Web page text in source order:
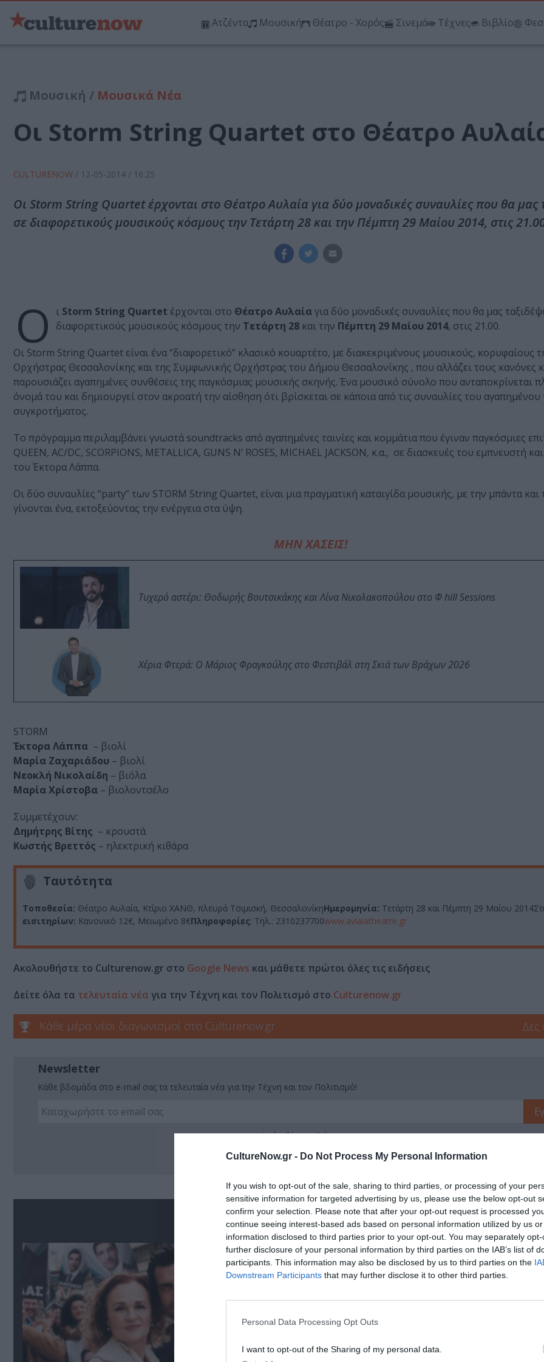
CultureNow.gr - Do Not Process My Personal Information
If you wish to opt-out of the sale, sharing to third parties, or processing of your
sensitive information for targeted advertising by us, please use the below opt-out
confirm your selection. Please note that after your opt-out request is processed
continue seeing interest-based ads based on personal information utilized by us
information disclosed to third parties prior to your opt-out. You may separately
further disclosure of your personal information by third parties on the IAB’s list of
participants. This information may also be disclosed by us to third parties on the
Downstream Participants that may further disclose it to other third parties.
Personal Data Processing Opt Outs
I want to opt-out of the Sharing of my personal data.
Ατζέντα Μουσική Θέατρο - Χορός Σινεμά Τέχνες Βιβλίο
Μουσική / Μουσικά Νέα
Οι Storm String Quartet στο Θέατρο
CULTURENOW / 12-05-2014 / 16:25
Οι Storm String Quartet έρχονται στο Θέατρο Αυλαία για δύο μοναδικές συναυλίες που θα μας
σε διαφορετικούς μουσικούς κόσμους την Τετάρτη 28 και την Πέμπτη 29 Μαίου 2014, στις
Ο ι Storm String Quartet έρχονται στο Θέατρο Αυλαίαγια δύο μοναδικές συναυλίες που θα μας
διαφορετικούς μουσικούς κόσμους την Τετάρτη 28 και την Πέμπτη 29 Μαίου 2014, στις 21.00.
Οι Storm String Quartet είναι ένα “διαφορετικό” κλασικό κουαρτέτο, µε διακεκριµένους µουσικούς, κορυφαίους
Ορχήστρας Θεσσαλονίκης και της Συµφωνικής Ορχήστρας του Δήµου Θεσσαλονίκης , που αλλάζει τους κανόνες
παρουσιάζει αγαπηµένες συνθέσεις της παγκόσµιας µουσικής σκηνής. Ένα µουσικό σύνολο που ανταποκρίνεται
όνοµά του και δηµιουργεί στον ακροατή την αίσθηση ότι βρίσκεται σε κάποια από τις συναυλίες του αγαπηµένου
συγκροτήµατος.
Το πρόγραμμα περιλαμβάνει γνωστά soundtracks από αγαπημένες ταινίες και κομμάτια που έγιναν παγκόσμιες
QUEEN, AC/DC, SCORPIONS, METALLICA, GUNS N’ ROSES, MICHAEL JACKSON, κ.α., σε διασκευές του εμπνευστή
του Έκτορα Λάππα.
Οι δύο συναυλίες “party” των STORM String Quartet, είναι μια πραγματική καταιγίδα μουσικής, με την μπάντα και
γίνονται ένα, εκτοξεύοντας την ενέργεια στα ύψη.
ΜΗΝ ΧΑΣΕΙΣ!
Τυχερό αστέρι: Θοδωρής Βουτσικάκης και Λίνα Νικολακοπούλου στο Φ hill Sessions
Χέρια Φτερά: Ο Μάριος Φραγκούλης στο Φεστιβάλ στη Σκιά των Βράχων 2026
STORM
Έκτορα Λάππα – βιολί
Μαρία Ζαχαριάδου – βιολί
Νεοκλή Νικολαίδη – βιόλα
Μαρία Χρίστοβα – βιολοντσέλο
Συμμετέχουν:
Δημήτρης Βίτης – κρουστά
Κωστής Βρεττός – ηλεκτρική κιθάρα
Ταυτότητα
Τοποθεσία: Θέατρο Αυλαία, Κτίριο ΧΑΝΘ, πλευρά Τσιμισκή, ΘεσσαλονίκηΗμερομηνία: Τετάρτη 28 και Πέμπτη 29 Μαίου
εισιτηρίων: Κανονικό 12€, Μειωμένο 8€Πληροφορίες: Τηλ.: 2310237700www.avlaiatheatre.gr
Ακολουθήστε το Culturenow.gr στο Google News και μάθετε πρώτοι όλες τις ειδήσεις
Δείτε όλα τα τελευταία νέα για την Τέχνη και τον Πολιτισμό στο Culturenow.gr
Κάθε μέρα νέοι διαγωνισμοί στο Culturenow.gr Δες
Newsletter
Κάθε βδομάδα στο e-mail σας τα τελευταία νέα για την Τέχνη και τον Πολιτισμό!
Ακολουθήστε το Culturenow.gr
Δημοφιλή Άρθρα